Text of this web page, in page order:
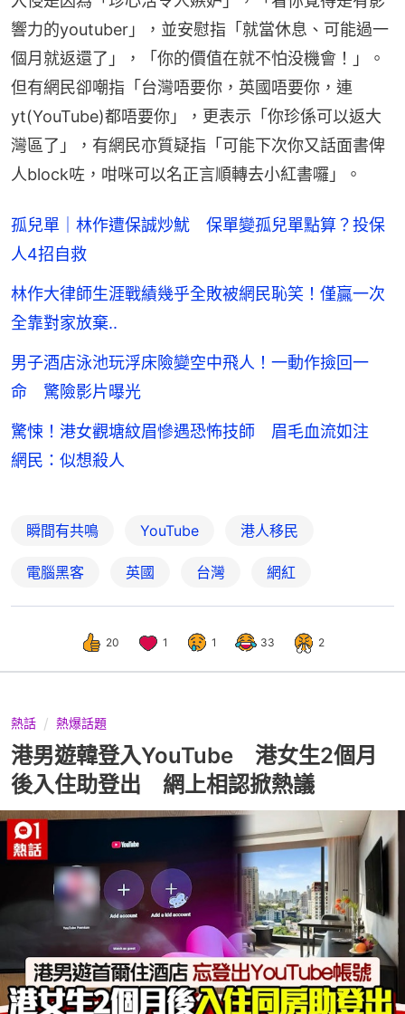
響力的youtuber」，並安慰指「就當休息、可能過一
個月就返還了」，「你的價值在就不怕没機會！」。
但有網民卻嘲指「台灣唔要你，英國唔要你，連
yt(YouTube)都唔要你」，更表示「你珍係可以返大
灣區了」，有網民亦質疑指「可能下次你又話面書俾
人block咗，咁咪可以名正言順轉去小紅書囉」。
孤兒單｜林作遭保誠炒魷 保單變孤兒單點算？投保
人4招自救
林作大律師生涯戰績幾乎全敗被網民恥笑！僅贏一次
全靠對家放棄..
男子酒店泳池玩浮床險變空中飛人！一動作撿回一
命 驚險影片曝光
驚悚！港女觀塘紋眉慘遇恐怖技師 眉毛血流如注
網民：似想殺人
瞬間有共鳴 YouTube 港人移民
電腦黑客 英國 台灣 網紅
20 1 1 33 2
熱話 熱爆話題
港男遊韓登入YouTube 港女生2個月
後入住助登出 網上相認掀熱議